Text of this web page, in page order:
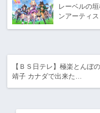
レーベルの
ンアーティ
【ＢＳ日テレ】極楽とん
靖子 カナダで出来た…